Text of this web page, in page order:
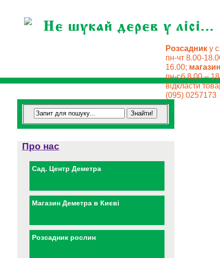
Розсадник у
пн-чт 8.00-
16.00;
пн-сб 8.00 –
відкласти
(095) 0257173
Про нас
Сад. Центр Деметра
Магазин Деметра в Києві
Розсадник рослин